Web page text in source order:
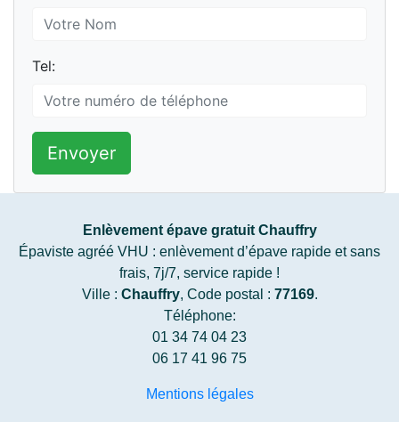
Tel:
Envoyer
Enlèvement épave gratuit Chauffry
Épaviste agréé VHU : enlèvement d’épave rapide et sans
frais, 7j/7, service rapide !
Ville : Chauffry, Code postal : 77169.
Téléphone:
01 34 74 04 23
06 17 41 96 75
Mentions légales